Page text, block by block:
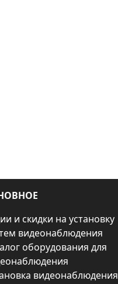
и скидки на установку
видеонаблюдения
оборудования для
видеонаблюдения